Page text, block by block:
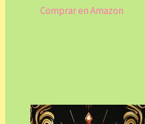
Comprar en Amazon